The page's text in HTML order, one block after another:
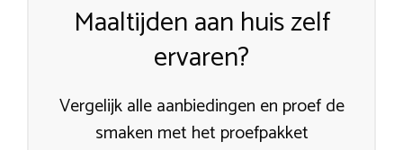
Maaltijden aan huis zelf
ervaren?
Vergelijk alle aanbiedingen en proef de
smaken met het proefpakket